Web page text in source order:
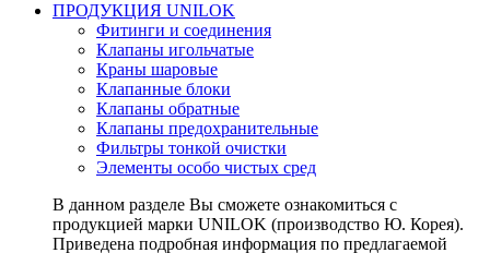
ПРОДУКЦИЯ UNILOK
Фитинги и соединения
Клапаны игольчатые
Краны шаровые
Клапанные блоки
Клапаны обратные
Клапаны предохранительные
Фильтры тонкой очистки
Элементы особо чистых сред
В данном разделе Вы сможете ознакомиться с
продукцией марки UNILOK (производство Ю. Корея).
Приведена подробная информация по предлагаемой